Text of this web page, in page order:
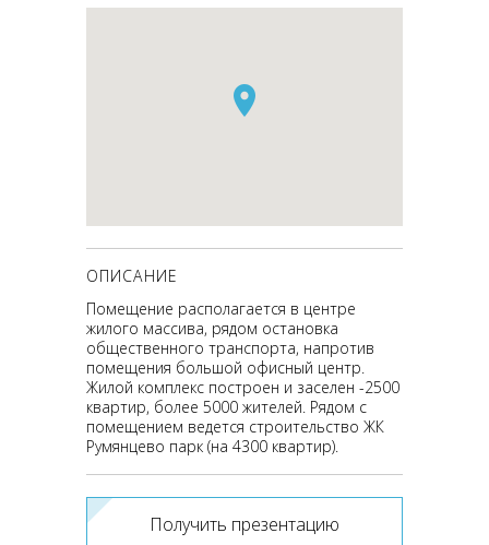
ОПИСАНИЕ
Помещение располагается в центре
жилого массива, рядом остановка
общественного транспорта, напротив
помещения большой офисный центр.
Жилой комплекс построен и заселен -2500
квартир, более 5000 жителей. Рядом с
помещением ведется строительство ЖК
Румянцево парк (на 4300 квартир).
Получить презентацию